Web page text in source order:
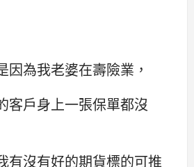
因為我老婆在壽險業，
客戶身上一張保單都沒
有沒有好的期貨標的可推